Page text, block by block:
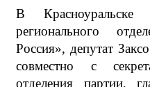
В Красноуральске
регионального
Россия», депутат
совместно с
отделения партии,